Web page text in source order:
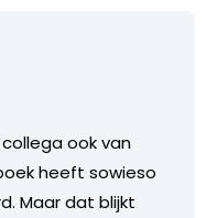
collega ook van
heeft sowieso
Maar dat blijkt